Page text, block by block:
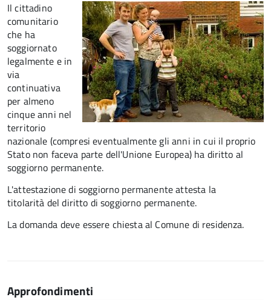
Il cittadino
comunitario
che ha
soggiornato
legalmente e in
via
continuativa
per almeno
cinque anni nel
territorio
nazionale (compresi eventualmente gli anni in cui il proprio
Stato non faceva parte dell'Unione Europea) ha diritto al
soggiorno permanente.
L'attestazione di soggiorno permanente attesta la
titolarità del diritto di soggiorno permanente.
La domanda deve essere chiesta al Comune di residenza.
Approfondimenti